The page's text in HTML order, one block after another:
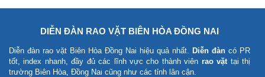
DIỄN ĐÀN RAO VẶT BIÊN HÒA ĐỒNG NAI
Diễn đàn rao vặt Biên Hòa Đồng Nai hiệu quả nhất. Diễn đàn có PR
tốt, index nhanh, đầy đủ các lĩnh vực cho thành viên rao vặt tại thị
trường Biên Hòa, Đồng Nai cũng như các tỉnh lân cận.